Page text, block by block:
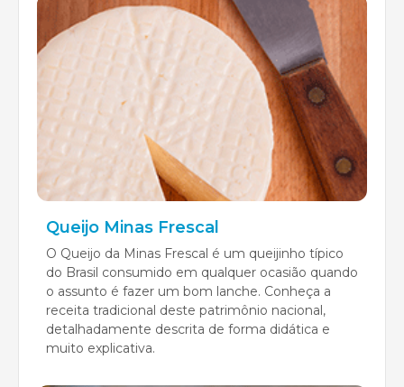
Queijo Minas Frescal
O Queijo da Minas Frescal é um queijinho típico
do Brasil consumido em qualquer ocasião quando
o assunto é fazer um bom lanche. Conheça a
receita tradicional deste patrimônio nacional,
detalhadamente descrita de forma didática e
muito explicativa.